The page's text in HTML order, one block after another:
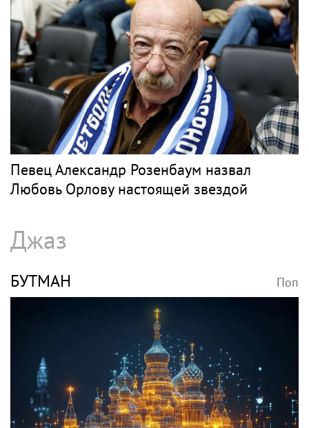
Певец Александр Розенбаум назвал
Любовь Орлову настоящей звездой
Джаз
БУТМАН Поп